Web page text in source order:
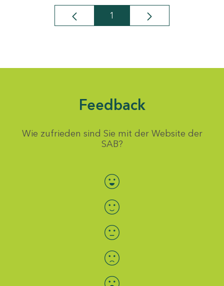
Seite
1
Feedback
Wie zufrieden sind Sie mit der Website der
SAB?
Bewertung auswählen